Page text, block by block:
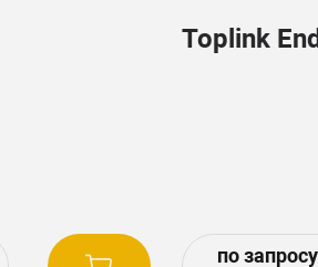
Toplink End